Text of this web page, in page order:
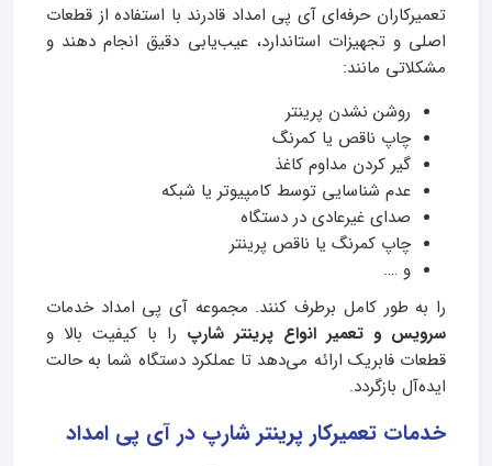
تعمیرکاران حرفه‌ای آی پی امداد قادرند با استفاده از قطعات
اصلی و تجهیزات استاندارد، عیب‌یابی دقیق انجام دهند و
مشکلاتی مانند:
روشن نشدن پرینتر
چاپ ناقص یا کمرنگ
گیر کردن مداوم کاغذ
عدم شناسایی توسط کامپیوتر یا شبکه
صدای غیرعادی در دستگاه
چاپ کمرنگ یا ناقص پرینتر
و ….
را به طور کامل برطرف کنند. مجموعه آی‌ پی امداد خدمات
سرویس و تعمیر انواع پرینتر شارپ را با کیفیت بالا و
قطعات فابریک ارائه می‌دهد تا عملکرد دستگاه شما به حالت
ایده‌آل بازگردد.
خدمات تعمیرکار پرینتر شارپ در آی پی امداد